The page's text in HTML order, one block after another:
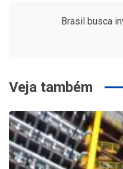
Brasil busca
Veja também